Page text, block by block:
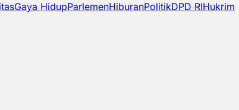
Gaya HidupParlemenHiburanPolitikDPD RIHukrim